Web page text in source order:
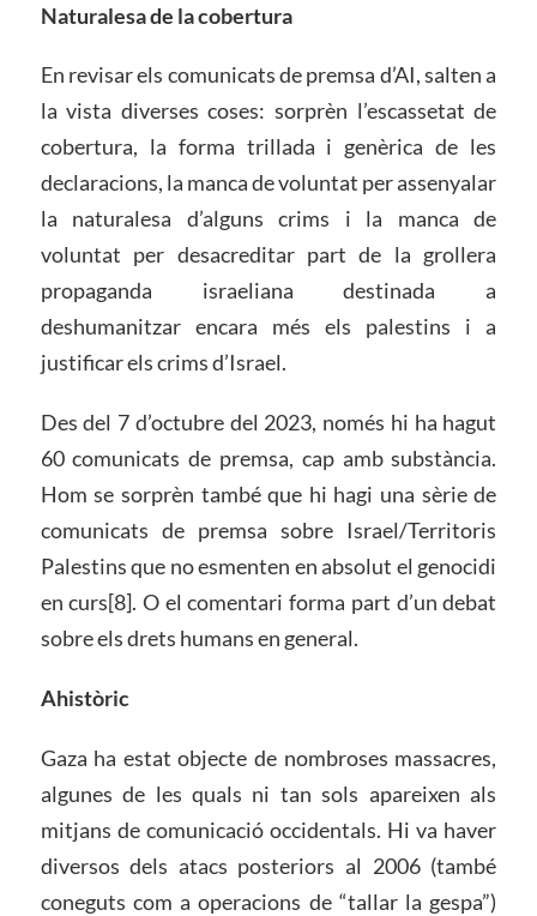
Naturalesa de la cobertura
En revisar els comunicats de premsa d’AI, salten a
la vista diverses coses: sorprèn l’escassetat de
cobertura, la forma trillada i genèrica de les
declaracions, la manca de voluntat per assenyalar
la naturalesa d’alguns crims i la manca de
voluntat per desacreditar part de la grollera
propaganda israeliana destinada a
deshumanitzar encara més els palestins i a
justificar els crims d’Israel.
Des del 7 d’octubre del 2023, només hi ha hagut
60 comunicats de premsa, cap amb substància.
Hom se sorprèn també que hi hagi una sèrie de
comunicats de premsa sobre Israel/Territoris
Palestins que no esmenten en absolut el genocidi
en curs[8]. O el comentari forma part d’un debat
sobre els drets humans en general.
Ahistòric
Gaza ha estat objecte de nombroses massacres,
algunes de les quals ni tan sols apareixen als
mitjans de comunicació occidentals. Hi va haver
diversos dels atacs posteriors al 2006 (també
coneguts com a operacions de “tallar la gespa”)